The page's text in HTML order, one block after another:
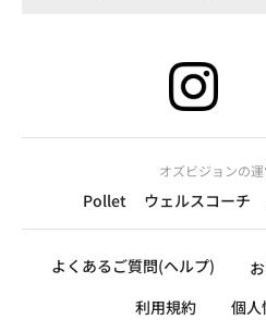
オズビジョンの
Pollet ウェルスコーチ
よくあるご質問(ヘルプ)
利用規約
個人